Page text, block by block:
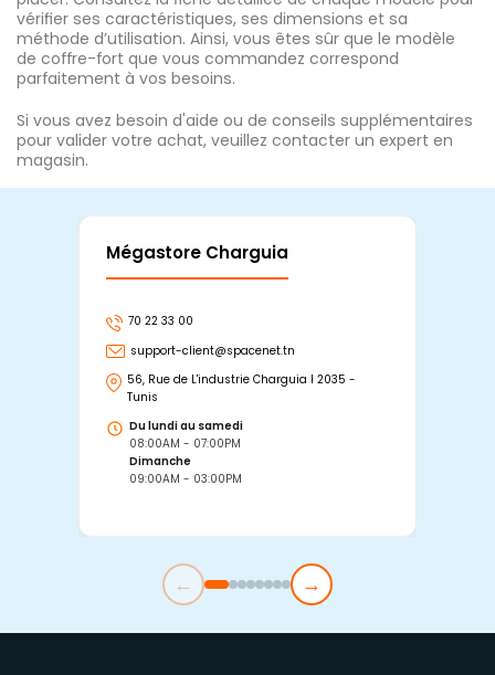
vérifier ses caractéristiques, ses dimensions et sa
méthode d’utilisation. Ainsi, vous êtes sûr que le modèle
de coffre-fort que vous commandez correspond
parfaitement à vos besoins.
Si vous avez besoin d'aide ou de conseils supplémentaires
pour valider votre achat, veuillez contacter un expert en
magasin.
Mégastore Charguia
70 22 33 00
support-client@spacenet.tn
56, Rue de L'industrie Charguia I 2035 -
Tunis
Du lundi au samedi
08:00AM - 07:00PM
Dimanche
09:00AM - 03:00PM
← →